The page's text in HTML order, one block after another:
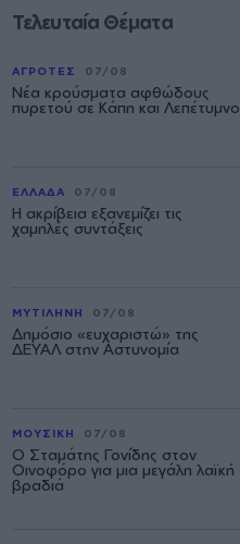
Τελευταία Θέματα
ΑΓΡΟΤΕΣ 07/08
Νέα κρούσματα αφθώδους
πυρετού σε Κάπη και Λεπέτυμνο
ΕΛΛΑΔΑ 07/08
Η ακρίβεια εξανεμίζει τις
χαμηλές συντάξεις
ΜΥΤΙΛΗΝΗ 07/08
Δημόσιο «ευχαριστώ» της
ΔΕΥΑΛ στην Αστυνομία
ΜΟΥΣΙΚΗ 07/08
Ο Σταμάτης Γονίδης στον
Οινοφόρο για μια μεγάλη λαϊκή
βραδιά